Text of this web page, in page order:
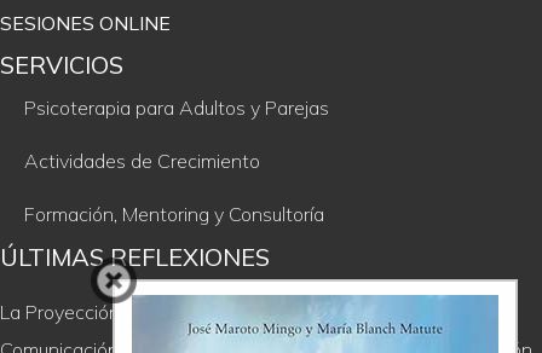
SESIONES ONLINE
SERVICIOS
Psicoterapia para Adultos y Parejas
Actividades de Crecimiento
Formación, Mentoring y Consultoría
ÚLTIMAS REFLEXIONES
La Proyección, un regalo incómodo